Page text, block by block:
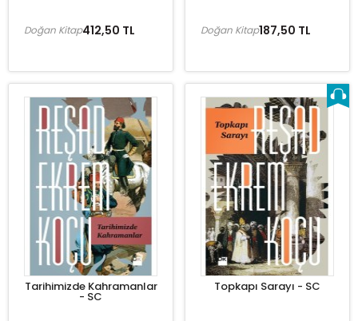
412,50 TL
Doğan Kitap 187,50 TL
Doğan Kitap
Tarihimizde Kahramanlar
- SC
Topkapı Sarayı - SC